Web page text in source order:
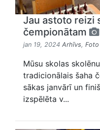
Jau astoto reizi
čempionātam
jan 19, 2024 Arhīvs, Foto
Mūsu skolas
tradicionālais šaha
sākas janvārī un
izspēlēta v...